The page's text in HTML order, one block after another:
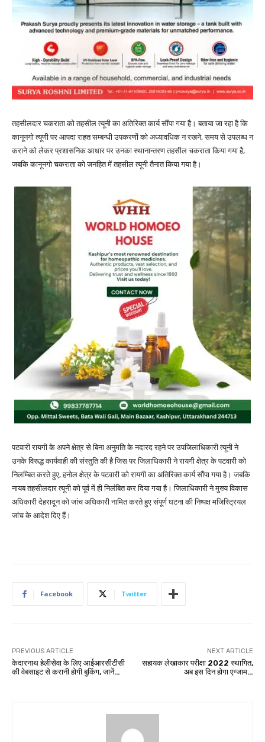
तहसीलदार चकराता को तहसील त्यूनी का अतिरिक्त कार्य सौंपा गया है। बताया जा रहा है कि
कानूनगो त्यूणी पर आपदा राहत सम्बन्धी उपकरणों को अध्यावधिक न रखने, समय से उपलब्ध न
कराने को लेकर प्रशासनिक आधार पर उनका स्थानान्तरण तहसील चकराता किया गया है,
जबकि कानूनगो चकराता को जनहित में तहसील त्यूनी तैनात किया गया है।
पटवारी रायगी के अपने क्षेत्र से बिना अनुमति के नदारद रहने पर उपजिलाधिकारी त्यूनी ने
उनके विरूद्ध कार्यवाही की संस्तुति की है जिस पर जिलाधिकारी ने रायगी क्षेत्र के पटवारी को
निलम्बित करते हुए, हनोल क्षेत्र के पटवारी को रायगी का अतिरिक्त कार्य सौंपा गया है। जबकि
नायब तहसीलदार त्यूनी को पूर्व में ही निलंबित कर दिया गया है। जिलाधिकारी ने मुख्य विकास
अधिकारी देहरादून को जांच अधिकारी नामित करते हुए संपूर्ण घटना की निष्पक्ष मजिस्ट्रियल
जांच के आदेश दिए हैं।
Facebook Twitter
PREVIOUS ARTICLE
केदारनाथ हेलीसेवा के लिए आईआरसीटीसी
की वेबसाइट से करानी होगी बुकिंग, जानें…
NEXT ARTICLE
सहायक लेखाकार परीक्षा 2022 स्थागित,
अब इस दिन होगा एग्जाम…